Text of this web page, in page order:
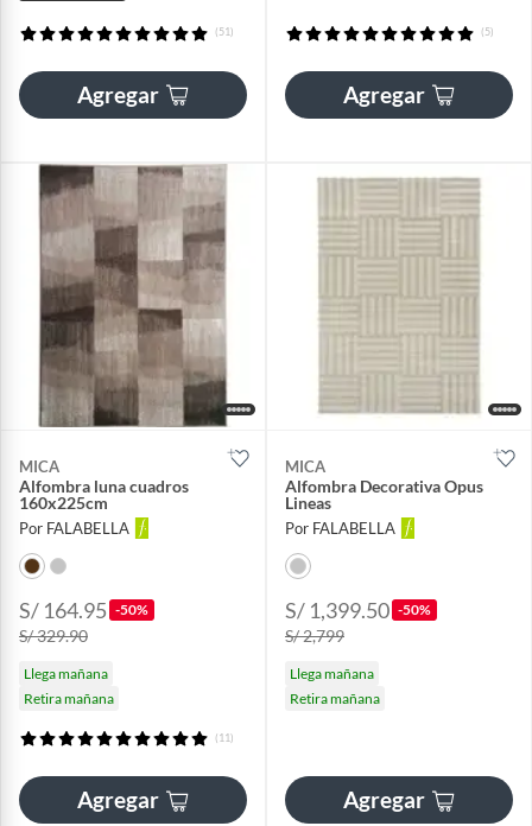
(51)
Agregar
(5)
Agregar
MICA
Alfombra luna cuadros
160x225cm
Por FALABELLA
S/ 164.95 -50%
S/ 329.90
Llega mañana
Retira mañana
(11)
Agregar
MICA
Alfombra Decorativa Opus
Lineas
Por FALABELLA
S/ 1,399.50 -50%
S/ 2,799
Llega mañana
Retira mañana
Agregar